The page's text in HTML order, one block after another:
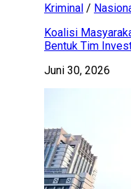
Kriminal /
Koalisi
Bentuk Tim
Juni 30, 2026